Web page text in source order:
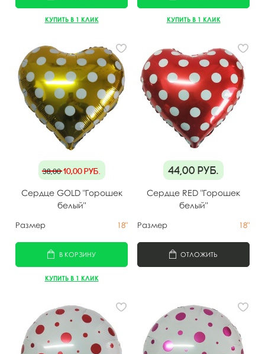
КУПИТЬ В 1 КЛИК КУПИТЬ В 1 КЛИК
38,0010,00руб.
Сердце GOLD "Горошек
белый"
Размер 18"
В КОРЗИНУ
КУПИТЬ В 1 КЛИК
44,00 руб.
Сердце RED "Горошек
белый"
Размер 18"
ОТЛОЖИТЬ